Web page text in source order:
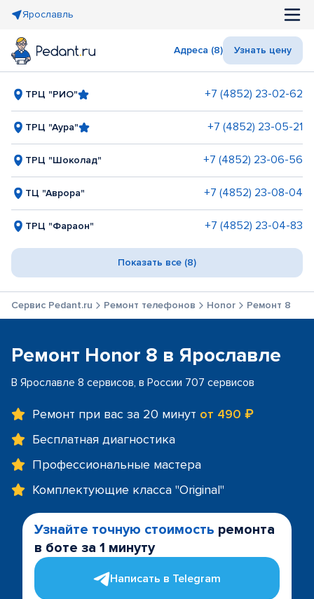
Ярославль
Адреса (8) Узнать цену
ТРЦ "РИО" +7 (4852) 23-02-62
ТРЦ "Аура" +7 (4852) 23-05-21
ТРЦ "Шоколад" +7 (4852) 23-06-56
ТЦ "Аврора" +7 (4852) 23-08-04
ТРЦ "Фараон" +7 (4852) 23-04-83
Показать все (8)
Сервис Pedant.ru Ремонт телефонов Honor Ремонт 8
Ремонт Honor 8 в Ярославле
В Ярославле 8 сервисов, в России 707 сервисов
Ремонт при вас за 20 минут от 490 ₽
Бесплатная диагностика
Профессиональные мастера
Комплектующие класса "Original"
Узнайте точную стоимость ремонта
в боте за 1 минуту
Написать в Telegram